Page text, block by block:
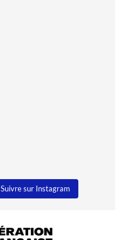
Suivre sur Instagram